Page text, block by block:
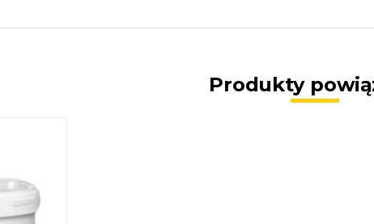
Produkty